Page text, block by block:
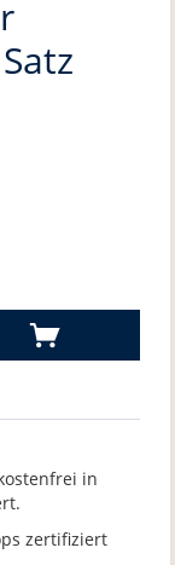
in
zertifiziert